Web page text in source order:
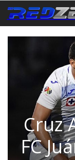
Saltar
al
contenido
Cruz
FC